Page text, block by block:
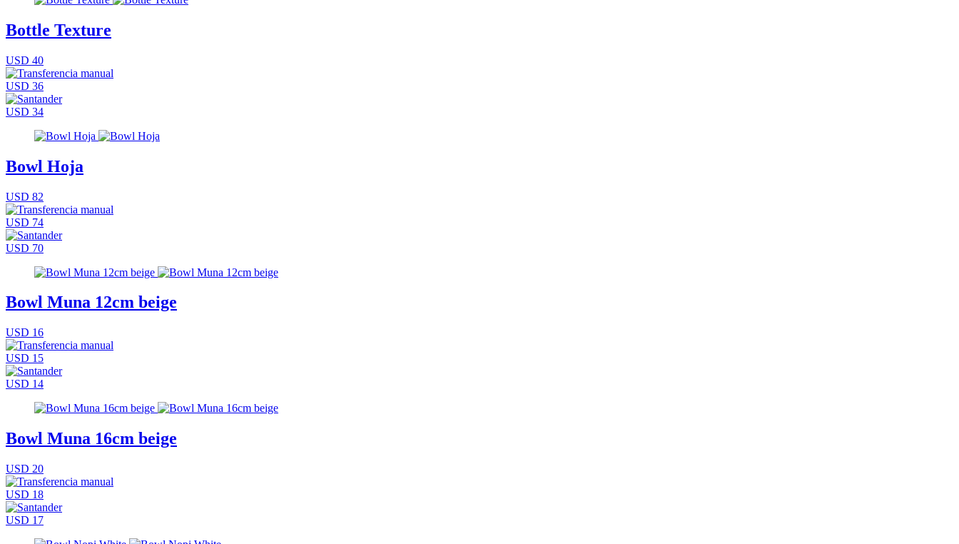
Bottle Texture
USD 40
USD 36
USD 34
Bowl Hoja
USD 82
USD 74
USD 70
Bowl Muna 12cm beige
USD 16
USD 15
USD 14
Bowl Muna 16cm beige
USD 20
USD 18
USD 17